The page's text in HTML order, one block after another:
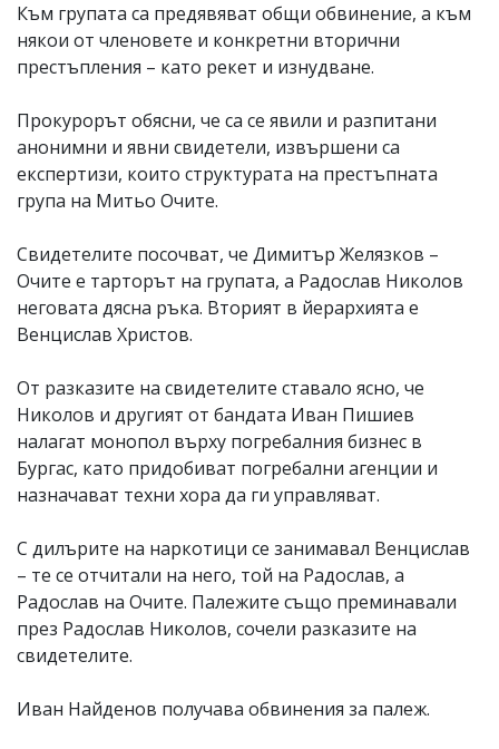
Към групата са предявяват общи обвинение, а към
някои от членовете и конкретни вторични
престъпления – като рекет и изнудване.
Прокурорът обясни, че са се явили и разпитани
анонимни и явни свидетели, извършени са
експертизи, които структурата на престъпната
група на Митьо Очите.
Свидетелите посочват, че Димитър Желязков –
Очите е тарторът на групата, а Радослав Николов
неговата дясна ръка. Вторият в йерархията е
Венцислав Христов.
От разказите на свидетелите ставало ясно, че
Николов и другият от бандата Иван Пишиев
налагат монопол върху погребалния бизнес в
Бургас, като придобиват погребални агенции и
назначават техни хора да ги управляват.
С дилърите на наркотици се занимавал Венцислав
– те се отчитали на него, той на Радослав, а
Радослав на Очите. Палежите също преминавали
през Радослав Николов, сочели разказите на
свидетелите.
Иван Найденов получава обвинения за палеж.